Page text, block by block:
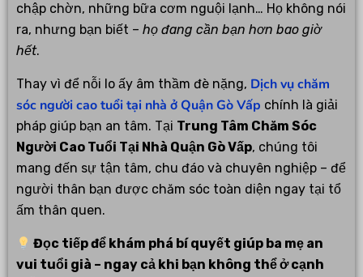
chập chờn, những bữa cơm nguội lạnh… Họ không nói
ra, nhưng bạn biết – họ đang cần bạn hơn bao giờ
hết.
Thay vì để nỗi lo ấy âm thầm đè nặng, Dịch vụ chăm
sóc người cao tuổi tại nhà ở Quận Gò Vấp chính là giải
pháp giúp bạn an tâm. Tại Trung Tâm Chăm Sóc
Người Cao Tuổi Tại Nhà Quận Gò Vấp, chúng tôi
mang đến sự tận tâm, chu đáo và chuyên nghiệp – để
người thân bạn được chăm sóc toàn diện ngay tại tổ
ấm thân quen.
Đọc tiếp để khám phá bí quyết giúp ba mẹ an
vui tuổi già – ngay cả khi bạn không thể ở cạnh